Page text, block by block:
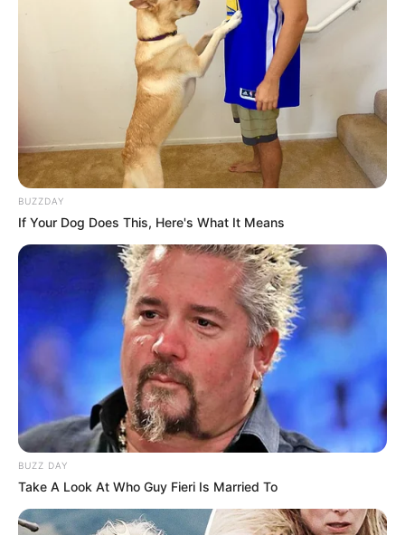
BUZZDAY
If Your Dog Does This, Here's What It Means
BUZZ DAY
Take A Look At Who Guy Fieri Is Married To